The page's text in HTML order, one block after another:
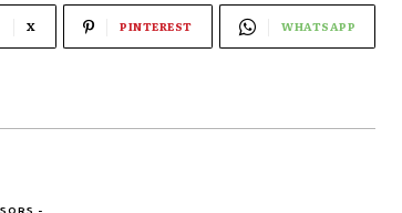
X PINTEREST WHATSAPP
-